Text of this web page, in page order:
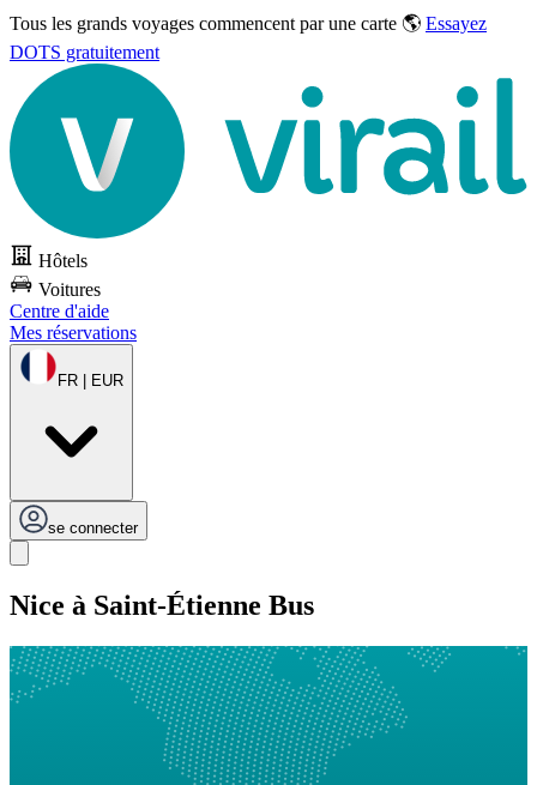
Tous les grands voyages commencent par une carte 🌎 Essayez
DOTS gratuitement
Hôtels
Voitures
Centre d'aide
Mes réservations
FR | EUR
se connecter
Nice à Saint-Étienne Bus